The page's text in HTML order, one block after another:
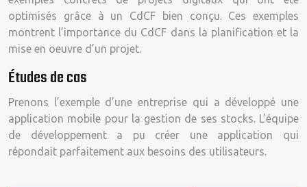
optimisés grâce à un CdCF bien conçu. Ces exemples
montrent l’importance du CdCF dans la planification et la
mise en oeuvre d’un projet.
Études de cas
Prenons l’exemple d’une entreprise qui a développé une
application mobile pour la gestion de ses stocks. L’équipe
de développement a pu créer une application qui
répondait parfaitement aux besoins des utilisateurs.